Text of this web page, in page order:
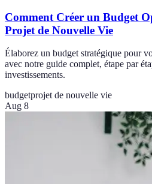
Comment Créer un Budget
Projet de Nouvelle Vie
Élaborez un budget stratégique pour
avec notre guide complet, étape par
investissements.
budgetprojet de nouvelle vie
Aug 8